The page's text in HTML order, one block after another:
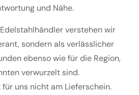
und Nähe.
verstehen wir
sondern als verlässlicher
ebenso wie für die Region,
verwurzelt sind.
uns nicht am Lieferschein.